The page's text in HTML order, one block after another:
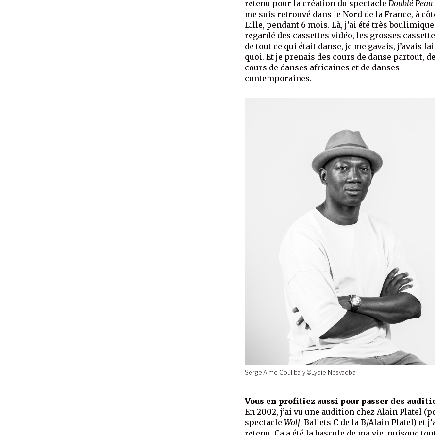
retenu pour la création du spectacle Doublé Peau
me suis retrouvé dans le Nord de la France, à
Lille, pendant 6 mois. Là, j’ai été très boulimique!
regardé des cassettes vidéo, les grosses
de tout ce qui était danse, je me gavais, j’avais
quoi. Et je prenais des cours de danse partout,
cours de danses africaines et de danses
contemporaines.
Serge Aime Coulibaly ©Lydie Nesvadba
Vous en profitiez aussi pour passer des
En 2002, j’ai vu une audition chez Alain Platel
spectacleWolf, Ballets C de la B/Alain Platel) et